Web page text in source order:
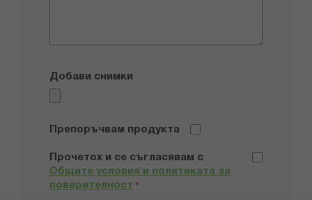
Добави снимки
Препоръчвам продукта
Прочетох и се съгласявам с
Общите условия и политиката за
поверителност *